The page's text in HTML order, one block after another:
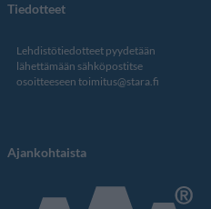
Tiedotteet
Lehdistötiedotteet pyydetään
lähettämään sähköpostitse
osoitteeseen toimitus@stara.fi
Ajankohtaista